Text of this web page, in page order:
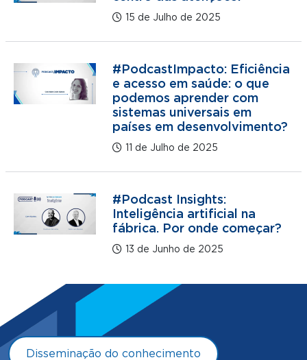
15 de Julho de 2025
#PodcastImpacto: Eficiência
e acesso em saúde: o que
podemos aprender com
sistemas universais em
países em desenvolvimento?
11 de Julho de 2025
#Podcast Insights:
Inteligência artificial na
fábrica. Por onde começar?
13 de Junho de 2025
Disseminação do conhecimento